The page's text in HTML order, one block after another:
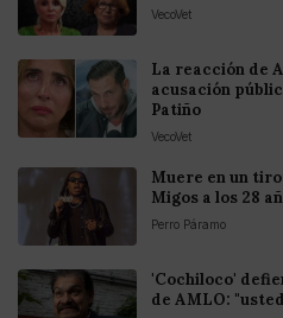
VecoVet
La reacción de
acusación
Patiño
VecoVet
Muere en un
Migos a los 28
Perro Páramo
'Cochiloco'
de AMLO: